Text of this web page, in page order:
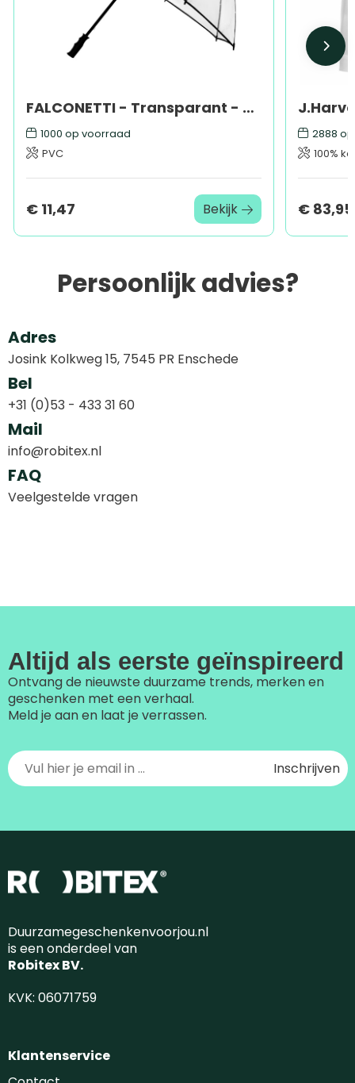
FALCONETTI - Transparant - Handopening - Windproof - 110 cm - Transparant
1000 op voorraad
PVC
€ 11,47 Bekijk
2888
100%
€ 83,95
Persoonlijk advies?
Adres
Josink Kolkweg 15, 7545 PR Enschede
Bel
+31 (0)53 - 433 31 60
Mail
info@robitex.nl
FAQ
Veelgestelde vragen
Altijd als eerste geïnspireerd
Ontvang de nieuwste duurzame trends, merken en
geschenken met een verhaal.
Meld je aan en laat je verrassen.
Duurzamegeschenkenvoorjou.nl
is een onderdeel van
Robitex BV.
KVK: 06071759
Klantenservice